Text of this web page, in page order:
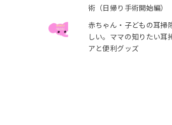
術（日帰り手術開始編）
赤ちゃん・子どもの耳掃
しい。ママの知りたい耳
アと便利グッズ